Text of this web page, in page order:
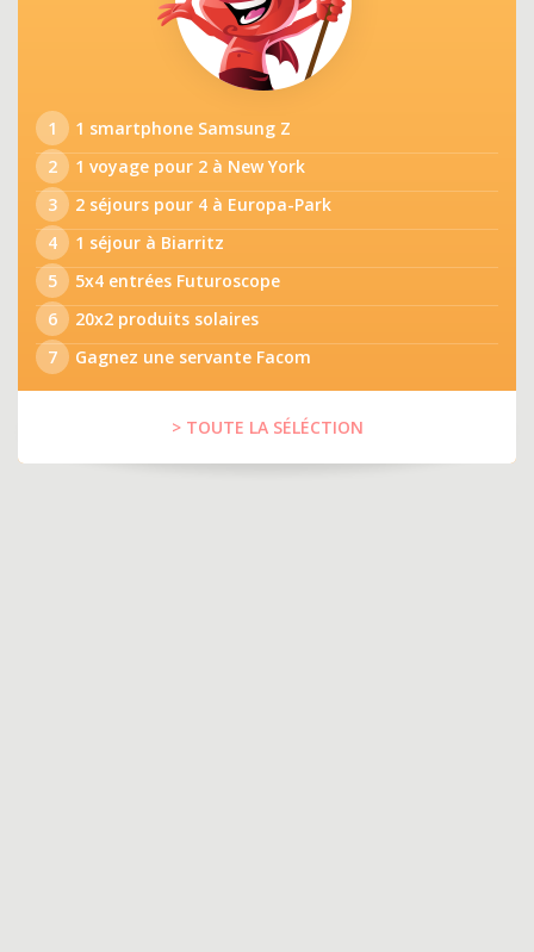
1
1 smartphone Samsung Z
2
1 voyage pour 2 à New York
3
2 séjours pour 4 à Europa-Park
4
1 séjour à Biarritz
5
5x4 entrées Futuroscope
6
20x2 produits solaires
7
Gagnez une servante Facom
> TOUTE LA SÉLÉCTION